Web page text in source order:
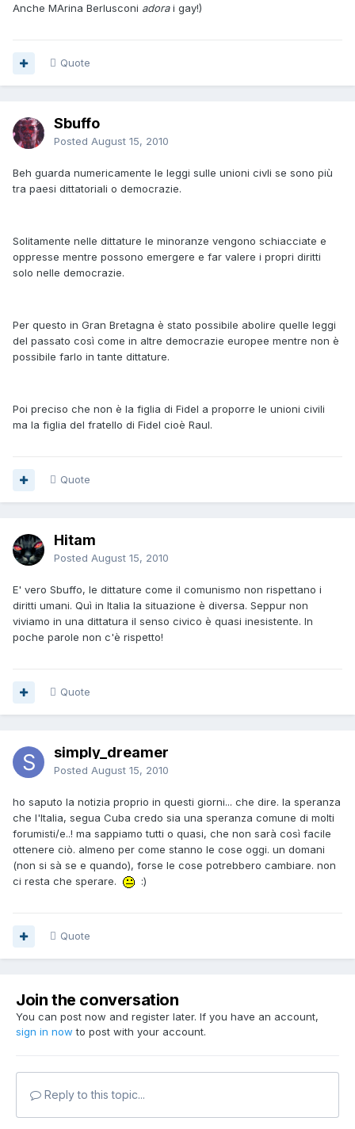
Anche MArina Berlusconi adorai gay!)
Quote
Sbuffo
Posted August 15, 2010
Beh guarda numericamente le leggi sulle unioni civli se sono più
tra paesi dittatoriali o democrazie.
Solitamente nelle dittature le minoranze vengono schiacciate e
oppresse mentre possono emergere e far valere i propri diritti
solo nelle democrazie.
Per questo in Gran Bretagna è stato possibile abolire quelle leggi
del passato così come in altre democrazie europee mentre non è
possibile farlo in tante dittature.
Poi preciso che non è la figlia di Fidel a proporre le unioni civili
ma la figlia del fratello di Fidel cioè Raul.
Quote
Hitam
Posted August 15, 2010
E' vero Sbuffo, le dittature come il comunismo non rispettano i
diritti umani. Quì in Italia la situazione è diversa. Seppur non
viviamo in una dittatura il senso civico è quasi inesistente. In
poche parole non c'è rispetto!
Quote
simply_dreamer
Posted August 15, 2010
ho saputo la notizia proprio in questi giorni... che dire. la speranza
che l'Italia, segua Cuba credo sia una speranza comune di molti
forumisti/e..! ma sappiamo tutti o quasi, che non sarà così facile
ottenere ciò. almeno per come stanno le cose oggi. un domani
(non si sà se e quando), forse le cose potrebbero cambiare. non
ci resta che sperare.
:)
Quote
Join the conversation
You can post now and register later. If you have an account,
sign in now to post with your account.
Reply to this topic...